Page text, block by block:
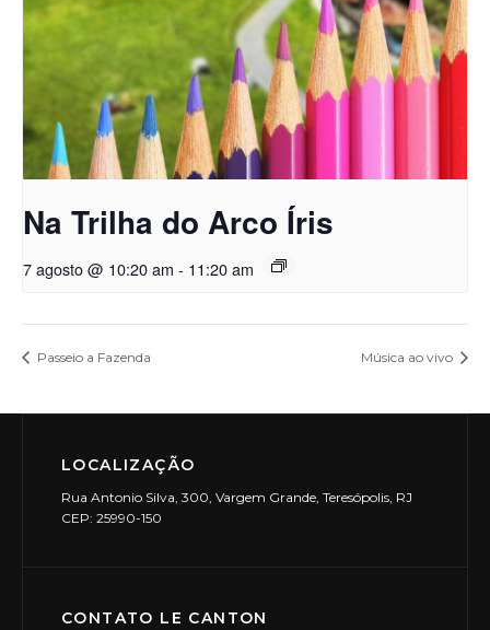
Na Trilha do Arco Íris
7 agosto @ 10:20 am - 11:20 am
Passeio a Fazenda Música ao vivo
LOCALIZAÇÃO
Rua Antonio Silva, 300, Vargem Grande, Teresópolis, RJ
CEP: 25990-150
CONTATO LE CANTON